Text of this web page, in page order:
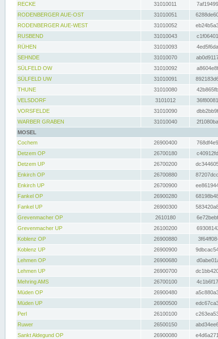
RECKE
31010011
RODENBERGER AUE-OST
31010051
RODENBERGER AUE-WEST
31010052
RUSBEND
31010043
RÜHEN
31010093
SEHNDE
31010070
SÜLFELD OW
31010092
SÜLFELD UW
31010091
THUNE
31010080
VELSDORF
3101012
VORSFELDE
31010090
WARBER GRABEN
31010040
MOSEL
Cochem
26900400
Detzem OP
26700180
Detzem UP
26700200
Enkirch OP
26700880
Enkirch UP
26700900
Fankel OP
26900280
Fankel UP
26900300
Grevenmacher OP
2610180
Grevenmacher UP
26100200
Koblenz OP
26900880
Koblenz UP
26900900
Lehmen OP
26900680
Lehmen UP
26900700
Mehring AMS
26700100
Müden OP
26900480
Müden UP
26900500
Perl
26100100
Ruwer
26500150
Sankt Aldegund OP
26900080